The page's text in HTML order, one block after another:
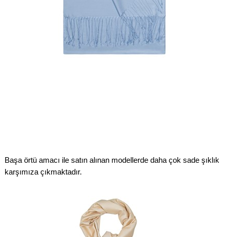
Başa örtü amacı ile satın alınan modellerde daha çok sade şıklık
karşımıza çıkmaktadır.